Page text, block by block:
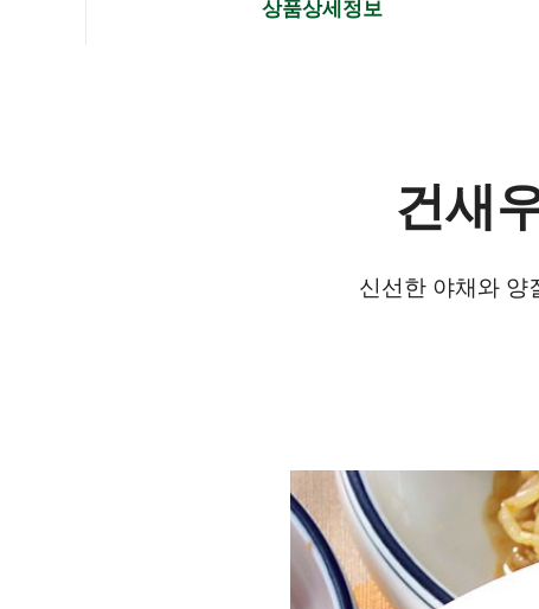
상품상세정보
건새
신선한 야채와 양